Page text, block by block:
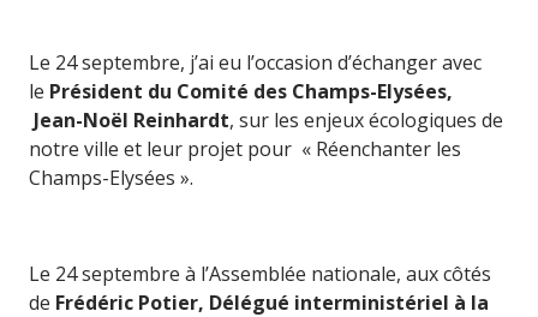
Le 24 septembre, j’ai eu l’occasion d’échanger avec
le Président du Comité des Champs-Elysées,
Jean-Noël Reinhardt, sur les enjeux écologiques de
notre ville et leur projet pour « Réenchanter les
Champs-Elysées ».
Le 24 septembre à l’Assemblée nationale, aux côtés
de Frédéric Potier, Délégué interministériel à la